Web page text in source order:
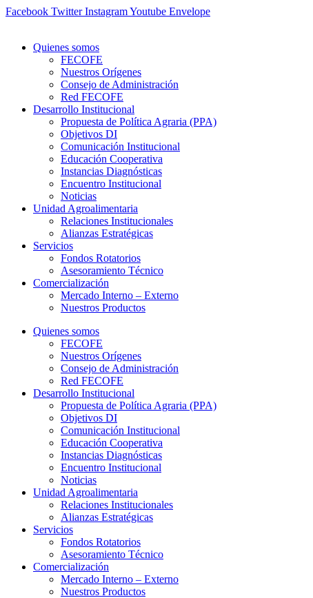
Ir
Facebook Twitter InstagramYoutube Envelope
Quienes somos
FECOFE
Nuestros Orígenes
Consejo de Administración
Red FECOFE
Desarrollo Institucional
Propuesta de Política Agraria (PPA)
Objetivos DI
Comunicación Institucional
Educación Cooperativa
Instancias Diagnósticas
Encuentro Institucional
Noticias
Unidad Agroalimentaria
Relaciones Institucionales
Alianzas Estratégicas
Servicios
Fondos Rotatorios
Asesoramiento Técnico
Comercialización
Mercado Interno – Externo
Nuestros Productos
Quienes somos
FECOFE
Nuestros Orígenes
Consejo de Administración
Red FECOFE
Desarrollo Institucional
Propuesta de Política Agraria (PPA)
Objetivos DI
Comunicación Institucional
Educación Cooperativa
Instancias Diagnósticas
Encuentro Institucional
Noticias
Unidad Agroalimentaria
Relaciones Institucionales
Alianzas Estratégicas
Servicios
Fondos Rotatorios
Asesoramiento Técnico
Comercialización
Mercado Interno – Externo
Nuestros Productos